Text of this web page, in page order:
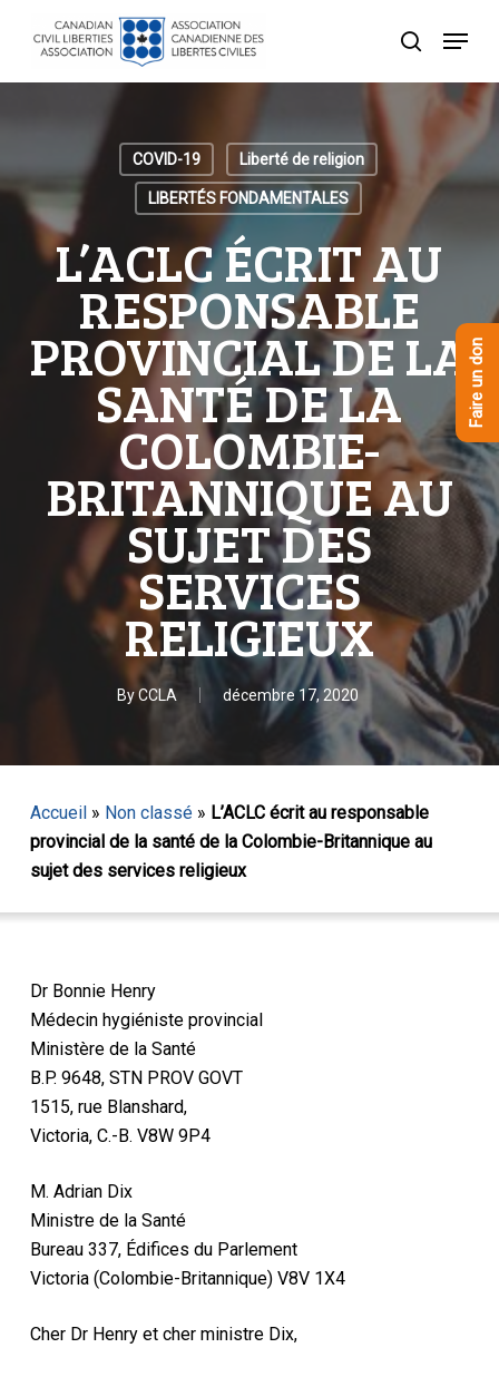
recherche
Menu
COVID-19 Liberté de religion
LIBERTÉS FONDAMENTALES
L’ACLC ÉCRIT AU
RESPONSABLE
PROVINCIAL DE LA
SANTÉ DE LA
COLOMBIE-
BRITANNIQUE AU
SUJET DES
SERVICES
RELIGIEUX
ByCCLA décembre 17, 2020
Accueil» Non classé» L’ACLC écrit au responsable
provincial de la santé de la Colombie-Britannique au
sujet des services religieux
Dr Bonnie Henry
Médecin hygiéniste provincial
Ministère de la Santé
B.P. 9648, STN PROV GOVT
1515, rue Blanshard,
Victoria, C.-B. V8W 9P4
M. Adrian Dix
Ministre de la Santé
Bureau 337, Édifices du Parlement
Victoria (Colombie-Britannique) V8V 1X4
Cher Dr Henry et cher ministre Dix,
Menu
Faire un don